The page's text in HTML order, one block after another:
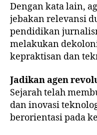
Dengan kata lain,
jebakan relevansi
pendidikan
melakukan
kepraktisan dan
Jadikan agen
Sejarah telah
dan inovasi
berorientasi pada